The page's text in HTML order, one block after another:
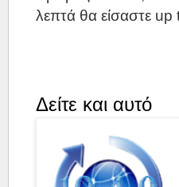
λεπτά θα είσαστε up
Δείτε και αυτό